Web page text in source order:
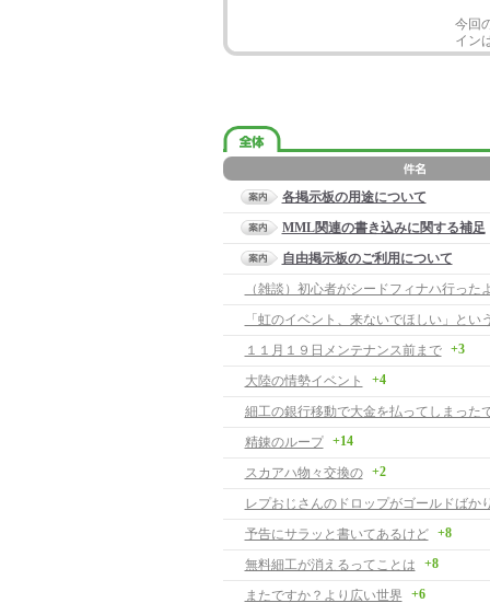
今回
イン
各掲示板の用途について
MML関連の書き込みに関する補足
自由掲示板のご利用について
（雑談）初心者がシードフィナハ行った
１１月１９日メンテナンス前まで +3
大陸の情勢イベント +4
細工の銀行移動で大金を払ってしまった
精錬のループ
+14
スカアハ物々交換の +2
レプおじさんのドロップがゴールドばか
予告にサラッと書いてあるけど
+8
無料細工が消えるってことは +8
またですか？より広い世界 +6